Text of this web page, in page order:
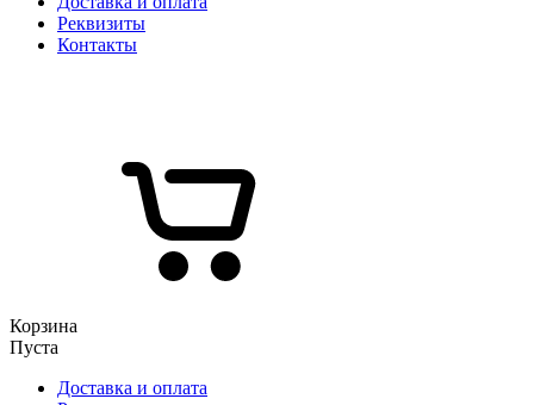
Реквизиты
Контакты
Корзина
Пуста
Доставка и оплата